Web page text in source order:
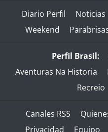
Diario Perfil Noticias
Weekend
Perfil Brasil:
Aventuras Na Historia
Recreio
Canales RSS
Privacidad
Equipo